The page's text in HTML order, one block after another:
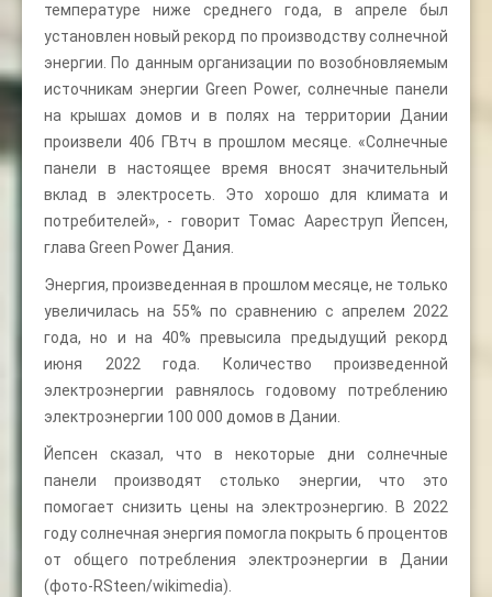
температуре ниже среднего года, в апреле был
установлен новый рекорд по производству солнечной
энергии. По данным организации по возобновляемым
источникам энергии Green Power, солнечные панели
на крышах домов и в полях на территории Дании
произвели 406 ГВтч в прошлом месяце. «Солнечные
панели в настоящее время вносят значительный
вклад в электросеть. Это хорошо для климата и
потребителей», - говорит Томас Аареструп Йепсен,
глава Green Power Дания.
Энергия, произведенная в прошлом месяце, не только
увеличилась на 55% по сравнению с апрелем 2022
года, но и на 40% превысила предыдущий рекорд
июня 2022 года. Количество произведенной
электроэнергии равнялось годовому потреблению
электроэнергии 100 000 домов в Дании.
Йепсен сказал, что в некоторые дни солнечные
панели производят столько энергии, что это
помогает снизить цены на электроэнергию. В 2022
году солнечная энергия помогла покрыть 6 процентов
от общего потребления электроэнергии в Дании
(фото-RSteen/wikimedia).